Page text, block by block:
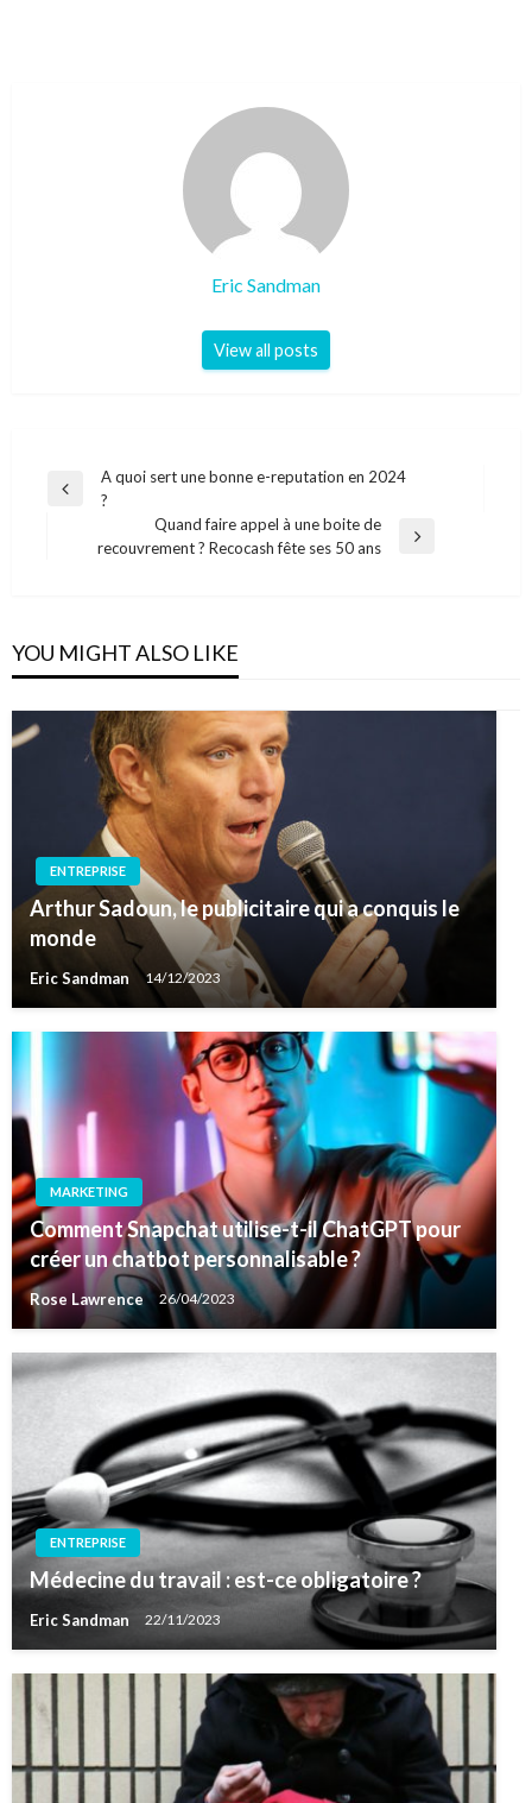
Eric Sandman
View all posts
Navigation
l’article
Previous
A quoi sert une bonne e-reputation en 2024
?
Next
Quand faire appel à une boite de
recouvrement ? Recocash fête ses 50 ans
YOU MIGHT ALSO LIKE
ENTREPRISE
Arthur Sadoun, le publicitaire qui a conquis le
monde
Eric Sandman 14/12/2023
MARKETING
Comment Snapchat utilise-t-il ChatGPT pour
créer un chatbot personnalisable ?
Rose Lawrence 26/04/2023
ENTREPRISE
Médecine du travail : est-ce obligatoire ?
Eric Sandman 22/11/2023